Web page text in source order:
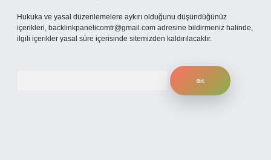
Hukuka ve yasal düzenlemelere aykırı olduğunu düşündüğünüz
içerikleri, backlinkpanelicomtr@gmail.com adresine bildirmeniz halinde,
ilgili içerikler yasal süre içerisinde sitemizden kaldırılacaktır.